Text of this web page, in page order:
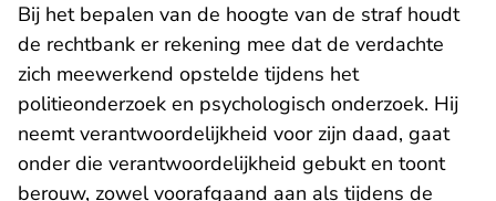
Bij het bepalen van de hoogte van de straf houdt
de rechtbank er rekening mee dat de verdachte
zich meewerkend opstelde tijdens het
politieonderzoek en psychologisch onderzoek. Hij
neemt verantwoordelijkheid voor zijn daad, gaat
onder die verantwoordelijkheid gebukt en toont
berouw, zowel voorafgaand aan als tijdens de